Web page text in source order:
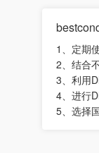
1、定期
2、结合
3、利用
4、进行
5、选择